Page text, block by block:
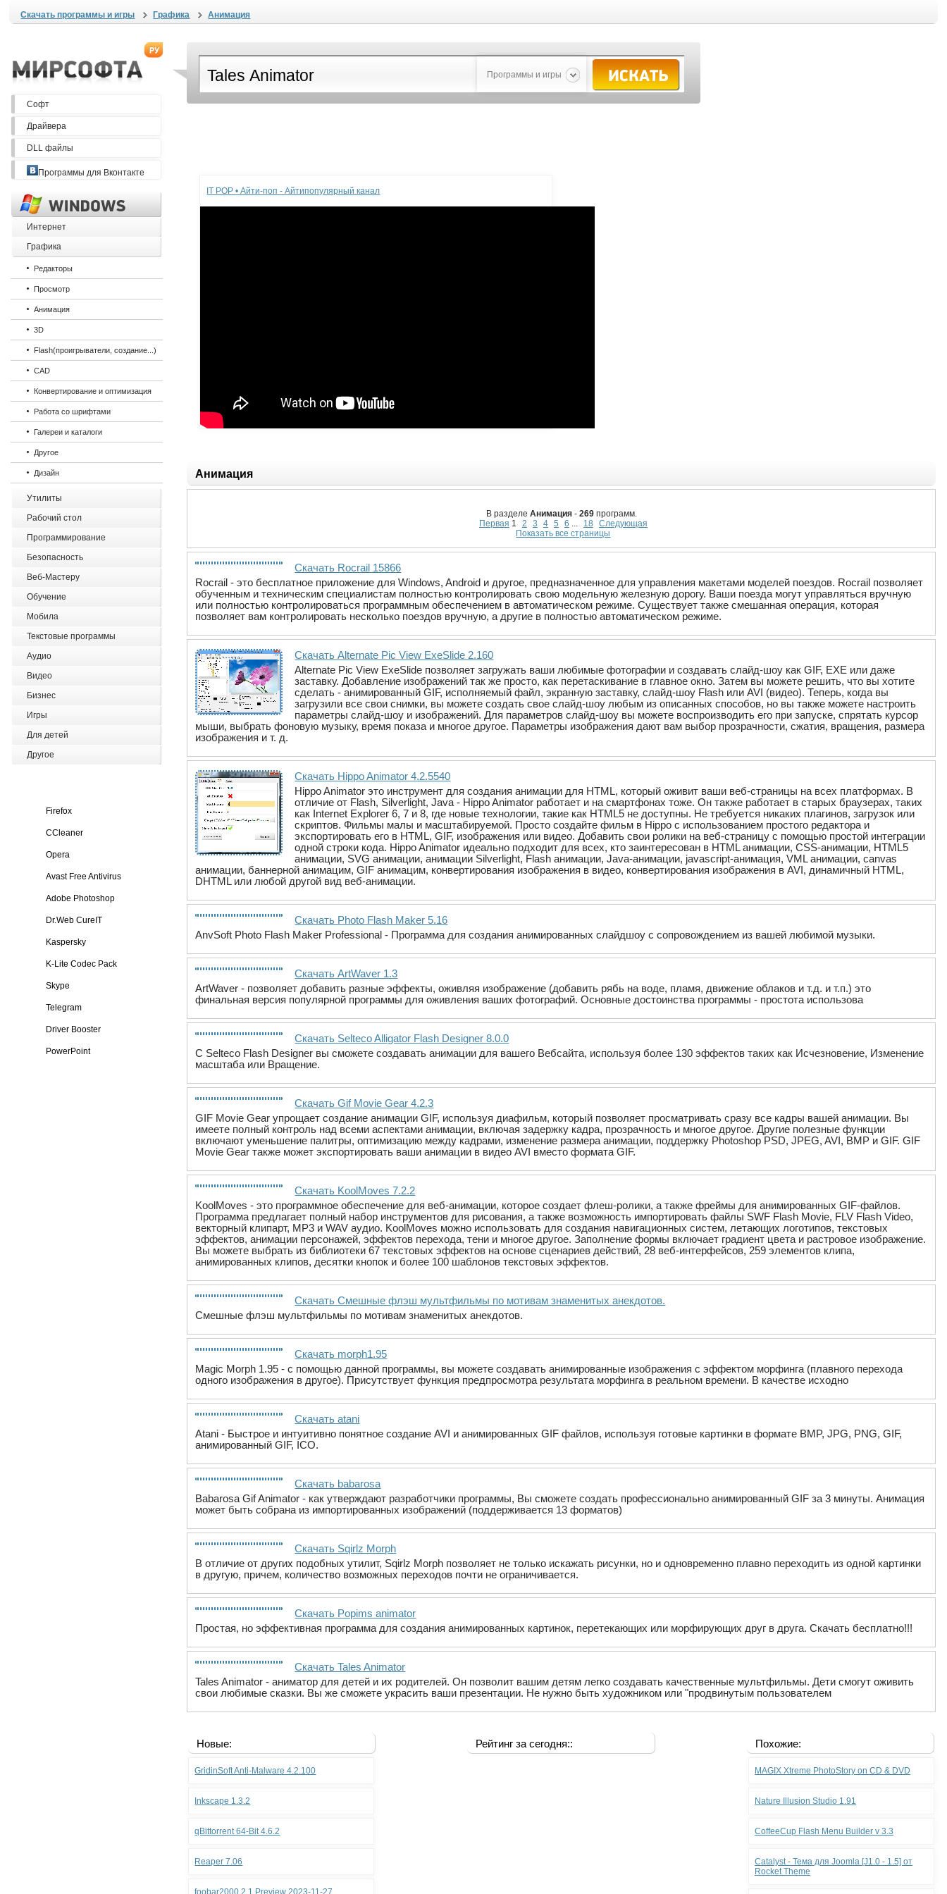
Скачать программы и игры Графика Анимация
Программы и игры
Софт
Драйвера
DLL файлы
Программы для Вконтакте
Интернет
Графика
Редакторы
Просмотр
Анимация
3D
Flash(проигрыватели, создание...)
CAD
Конвертирование и оптимизация
Работа со шрифтами
Галереи и каталоги
Другое
Дизайн
Утилиты
Рабочий стол
Программирование
Безопасность
Веб-Мастеру
Обучение
Мобила
Текстовые программы
Аудио
Видео
Бизнес
Игры
Для детей
Другое
Firefox
CCleaner
Opera
Avast Free Antivirus
Adobe Photoshop
Dr.Web CureIT
Kaspersky
K-Lite Codec Pack
Skype
Telegram
Driver Booster
PowerPoint
IT POP • Айти-поп - Айтипопулярный канал
Анимация
В разделе Анимация- 269программ.
Первая 1 2 3 4 5 6 ... 18
Следующая
Показать все страницы
Скачать Rocrail 15866
Rocrail - это бесплатное приложение для Windows, Android и другое, предназначенное для управления макетами моделей поездов. Rocrail позволяет
обученным и техническим специалистам полностью контролировать свою модельную железную дорогу. Ваши поезда могут управляться вручную
или полностью контролироваться программным обеспечением в автоматическом режиме. Существует также смешанная операция, которая
позволяет вам контролировать несколько поездов вручную, а другие в полностью автоматическом режиме.
Скачать Alternate Pic View ExeSlide 2.160
Alternate Pic View ExeSlide позволяет загружать ваши любимые фотографии и создавать слайд-шоу как GIF, EXE или даже
заставку. Добавление изображений так же просто, как перетаскивание в главное окно. Затем вы можете решить, что вы хотите
сделать - анимированный GIF, исполняемый файл, экранную заставку, слайд-шоу Flash или AVI (видео). Теперь, когда вы
загрузили все свои снимки, вы можете создать свое слайд-шоу любым из описанных способов, но вы также можете настроить
параметры слайд-шоу и изображений. Для параметров слайд-шоу вы можете воспроизводить его при запуске, спрятать курсор
мыши, выбрать фоновую музыку, время показа и многое другое. Параметры изображения дают вам выбор прозрачности, сжатия, вращения, размера
изображения и т. д.
Скачать Hippo Animator 4.2.5540
Hippo Animator это инструмент для создания анимации для HTML, который оживит ваши веб-страницы на всех платформах. В
отличие от Flash, Silverlight, Java - Hippo Animator работает и на смартфонах тоже. Он также работает в старых браузерах, таких
как Internet Explorer 6, 7 и 8, где новые технологии, такие как HTML5 не доступны. Не требуется никаких плагинов, загрузок или
скриптов. Фильмы малы и масштабируемой. Просто создайте фильм в Hippo с использованием простого редактора и
экспортировать его в HTML, GIF, изображения или видео. Добавить свои ролики на веб-страницу с помощью простой интеграции
одной строки кода. Hippo Animator идеально подходит для всех, кто заинтересован в HTML анимации, CSS-анимации, HTML5
анимации, SVG анимации, анимации Silverlight, Flash анимации, Java-анимации, javascript-анимация, VML анимации, canvas
анимации, баннерной анимацим, GIF анимацим, конвертирования изображения в видео, конвертирования изображения в AVI, динамичный HTML,
DHTML или любой другой вид веб-анимации.
Скачать Photo Flash Maker 5.16
AnvSoft Photo Flash Maker Professional - Программа для создания анимированных слайдшоу с сопровождением из вашей любимой музыки.
Скачать ArtWaver 1.3
ArtWaver - позволяет добавить разные эффекты, оживляя изображение (добавить рябь на воде, пламя, движение облаков и т.д. и т.п.) это
финальная версия популярной программы для оживления ваших фотографий. Основные достоинства программы - простота использова
Скачать Selteco Alligator Flash Designer 8.0.0
C Selteco Flash Designer вы сможете создавать анимации для вашего Вебсайта, используя более 130 эффектов таких как Исчезновение, Изменение
масштаба или Вращение.
Скачать Gif Movie Gear 4.2.3
GIF Movie Gear упрощает создание анимации GIF, используя диафильм, который позволяет просматривать сразу все кадры вашей анимации. Вы
имеете полный контроль над всеми аспектами анимации, включая задержку кадра, прозрачность и многое другое. Другие полезные функции
включают уменьшение палитры, оптимизацию между кадрами, изменение размера анимации, поддержку Photoshop PSD, JPEG, AVI, BMP и GIF. GIF
Movie Gear также может экспортировать ваши анимации в видео AVI вместо формата GIF.
Скачать KoolMoves 7.2.2
KoolMoves - это программное обеспечение для веб-анимации, которое создает флеш-ролики, а также фреймы для анимированных GIF-файлов.
Программа предлагает полный набор инструментов для рисования, а также возможность импортировать файлы SWF Flash Movie, FLV Flash Video,
векторный клипарт, MP3 и WAV аудио. KoolMoves можно использовать для создания навигационных систем, летающих логотипов, текстовых
эффектов, анимации персонажей, эффектов перехода, тени и многое другое. Заполнение формы включает градиент цвета и растровое изображение.
Вы можете выбрать из библиотеки 67 текстовых эффектов на основе сценариев действий, 28 веб-интерфейсов, 259 элементов клипа,
анимированных клипов, десятки кнопок и более 100 шаблонов текстовых эффектов.
Скачать Смешные флэш мультфильмы по мотивам знаменитых анекдотов.
Смешные флэш мультфильмы по мотивам знаменитых анекдотов.
Скачать morph1.95
Magic Morph 1.95 - с помощью данной программы, вы можете создавать анимированные изображения с эффектом морфинга (плавного перехода
одного изображения в другое). Присутствует функция предпросмотра результата морфинга в реальном времени. В качестве исходно
Скачать atani
Atani - Быстрое и интуитивно понятное создание AVI и анимированных GIF файлов, используя готовые картинки в формате BMP, JPG, PNG, GIF,
анимированный GIF, ICO.
Скачать babarosa
Babarosa Gif Animator - как утверждают разработчики программы, Вы сможете создать профессионально анимированный GIF за 3 минуты. Анимация
может быть собрана из импортированных изображений (поддерживается 13 форматов)
Скачать Sqirlz Morph
В отличие от других подобных утилит, Sqirlz Morph позволяет не только искажать рисунки, но и одновременно плавно переходить из одной картинки
в другую, причем, количество возможных переходов почти не ограничивается.
Скачать Popims animator
Простая, но эффективная программа для создания анимированных картинок, перетекающих или морфирующих друг в друга. Скачать бесплатно!!!
Скачать Tales Animator
Tales Animator - аниматор для детей и их родителей. Он позволит вашим детям легко создавать качественные мультфильмы. Дети смогут оживить
свои любимые сказки. Вы же сможете украсить ваши презентации. Не нужно быть художником или "продвинутым пользователем
Новые:
GridinSoft Anti-Malware 4.2.100
Inkscape 1.3.2
qBittorrent 64-Bit 4.6.2
Reaper 7.06
foobar2000 2.1 Preview 2023-11-27
Рейтинг за сегодня:: Похожие:
MAGIX Xtreme PhotoStory on CD & DVD
Nature Illusion Studio 1.91
CoffeeCup Flash Menu Builder v 3.3
Catalyst - Тема для Joomla [J1.0 - 1.5] от
Rocket Theme